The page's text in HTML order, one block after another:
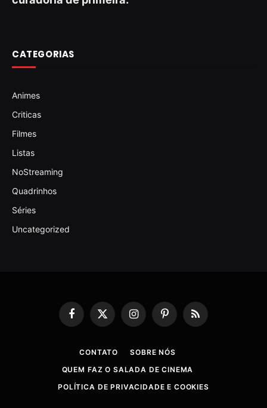
CATEGORIAS
Animes
Criticas
Filmes
Listas
NoStreaming
Quadrinhos
Séries
Uncategorized
Facebook
X
(Twitter)
InstagramPinterestRSS
CONTATO
SOBRE NÓS
QUEM FAZ O SALADA DE CINEMA
POLÍTICA DE PRIVACIDADE E COOKIES